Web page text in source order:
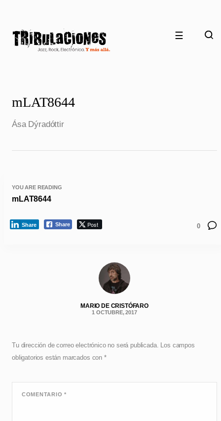
☰
mLAT8644
Ása Dýradóttir
YOU ARE READING
mLAT8644
Share Post
Share 0
MARIO DE CRISTÓFARO
1 OCTUBRE, 2017
Tu dirección de correo electrónico no será publicada. Los campos
obligatorios están marcados con *
COMENTARIO*